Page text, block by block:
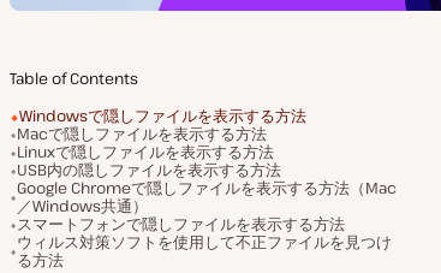
Table of Contents
Windowsで隠しファイルを表示する方法
Macで隠しファイルを表示する方法
Linuxで隠しファイルを表示する方法
USB内の隠しファイルを表示する方法
Google Chromeで隠しファイルを表示する方法（Mac
／Windows共通）
スマートフォンで隠しファイルを表示する方法
ウィルス対策ソフトを使用して不正ファイルを見つけ
る方法